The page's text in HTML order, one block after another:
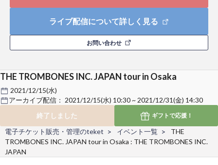
ライブ配信について詳しく見る
お問い合わせ
THE TROMBONES INC. JAPAN tour in Osaka
2021/12/15(水)
アーカイブ配信： 2021/12/15(水) 10:30 ~ 2021/12/31(金) 14:30
終了しました
ギフトで応援！
電子チケット販売・管理のteket イベント一覧
THE
TROMBONES INC. JAPAN tour in Osaka : THE TROMBONES INC.
JAPAN